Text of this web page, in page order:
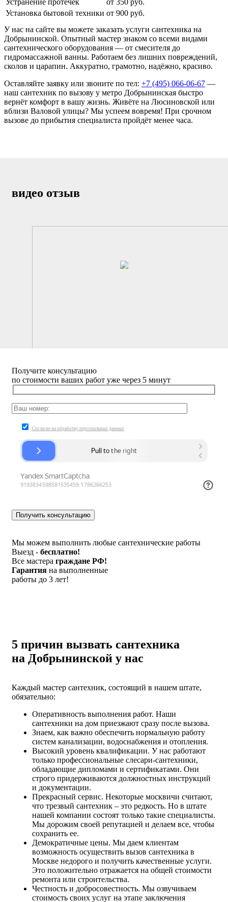
Устранение протечек
от 350 руб.
Установка бытовой техники от 900 руб.
У нас на сайте вы можете заказать услуги сантехника на
Добрынинской. Опытный мастер знаком со всеми видами
сантехнического оборудования — от смесителя до
гидромассажной ванны. Работаем без лишних повреждений,
сколов и царапин. Аккуратно, грамотно, надёжно, красиво.
Оставляйте заявку или звоните по тел: +7 (495) 066-06-67 —
наш сантехник по вызову у метро Добрынинская быстро
вернёт комфорт в вашу жизнь. Живёте на Люсиновской или
вблизи Валовой улицы? Мы успеем вовремя! При срочном
вызове до прибытия специалиста пройдёт менее часа.
видео отзыв
Получите консультацию
по стоимости ваших работ уже через 5 минут
Согласие на обработку персональных данных
Мы можем выполнить любые сантехнические работы
Выезд - бесплатно!
Все мастера граждане РФ!
Гарантия на выполненные
работы до 3 лет!
5 причин вызвать сантехника
на Добрынинской у нас
Каждый мастер сантехник, состоящий в нашем штате,
обязательно:
Оперативность выполнения работ. Наши
сантехники на дом приезжают сразу после вызова.
Знаем, как важно обеспечить нормальную работу
систем канализации, водоснабжения и отопления.
Высокий уровень квалификации. У нас работают
только профессиональные слесари-сантехники,
обладающие дипломами и сертификатами. Они
строго придерживаются должностных инструкций
и документации.
Прекрасный сервис. Некоторые москвичи считают,
что трезвый сантехник – это редкость. Но в штате
нашей компании состоят только такие специалисты.
Мы дорожим своей репутацией и делаем все, чтобы
сохранить ее.
Демократичные цены. Мы даем клиентам
возможность осуществить вызов сантехника в
Москве недорого и получить качественные услуги.
Это положительно отражается на общей стоимости
ремонта или строительства.
Честность и добросовестность. Мы озвучиваем
стоимость своих услуг на этапе заключения